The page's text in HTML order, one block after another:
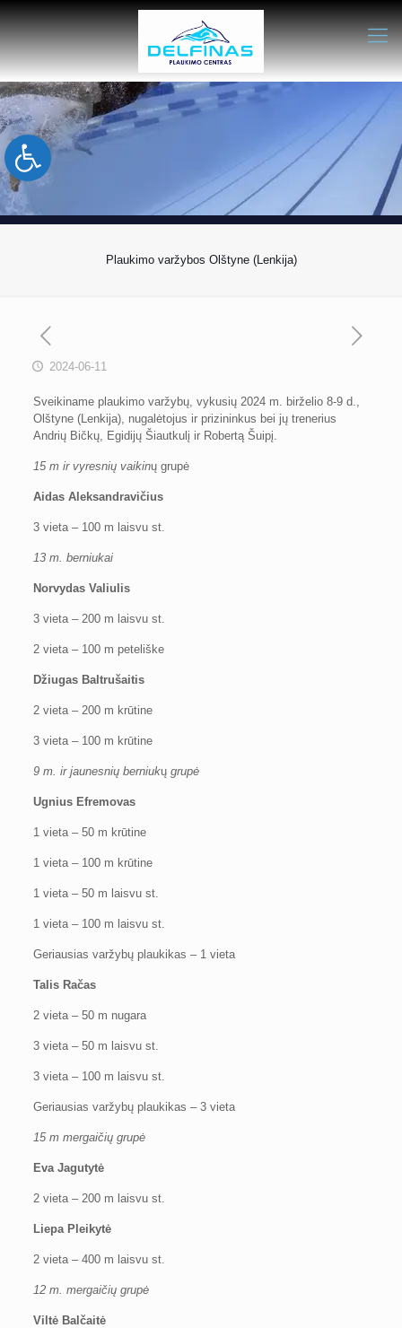
Open toolbar
Plaukimo varžybos Olštyne (Lenkija)
2024-06-11
Sveikiname plaukimo varžybų, vykusių 2024 m. birželio 8-9 d.,
Olštyne (Lenkija), nugalėtojus ir prizininkus bei jų trenerius
Andrių Bičkų, Egidijų Šiautkulį ir Robertą Šuipį.
15 m ir vyresnių vaikinų grupė
Aidas Aleksandravičius
3 vieta – 100 m laisvu st.
13 m. berniukai
Norvydas Valiulis
3 vieta – 200 m laisvu st.
2 vieta – 100 m peteliške
Džiugas Baltrušaitis
2 vieta – 200 m krūtine
3 vieta – 100 m krūtine
9 m. ir jaunesnių berniukų grupė
Ugnius Efremovas
1 vieta – 50 m krūtine
1 vieta – 100 m krūtine
1 vieta – 50 m laisvu st.
1 vieta – 100 m laisvu st.
Geriausias varžybų plaukikas – 1 vieta
Talis Račas
2 vieta – 50 m nugara
3 vieta – 50 m laisvu st.
3 vieta – 100 m laisvu st.
Geriausias varžybų plaukikas – 3 vieta
15 m mergaičių grupė
Eva Jagutytė
2 vieta – 200 m laisvu st.
Liepa Pleikytė
2 vieta – 400 m laisvu st.
12 m. mergaičių grupė
Viltė Balčaitė